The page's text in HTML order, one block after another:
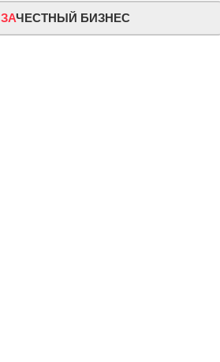
ЗАЧЕСТНЫЙ БИЗНЕС